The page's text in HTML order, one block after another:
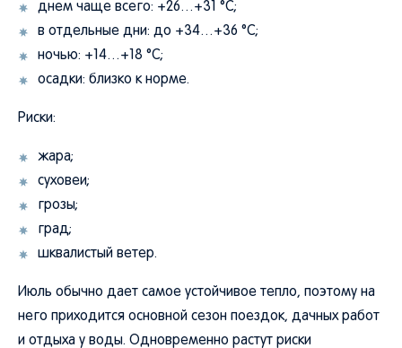
днем чаще всего: +26…+31 °C;
в отдельные дни: до +34…+36 °C;
ночью: +14…+18 °C;
осадки: близко к норме.
Риски:
жара;
суховеи;
грозы;
град;
шквалистый ветер.
Июль обычно дает самое устойчивое тепло, поэтому на
него приходится основной сезон поездок, дачных работ
и отдыха у воды. Одновременно растут риски